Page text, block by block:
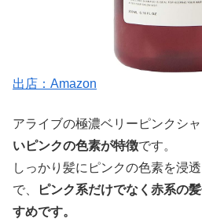
出店：Amazon
アライブの極濃ベリーピンクシ
いピンクの色素が特徴です。
しっかり髪にピンクの色素を浸
で、
ピンク系だけでなく赤系の
すめです。